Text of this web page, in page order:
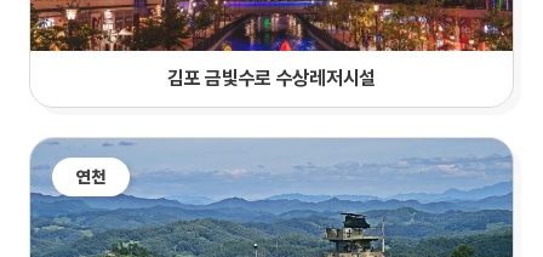
김포 금빛수로 수상레저시설
연천